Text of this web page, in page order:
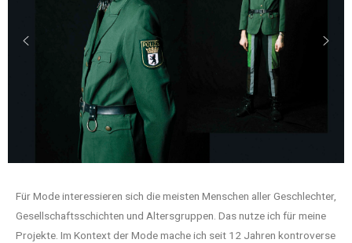
Für Mode interessieren sich die meisten Menschen aller Geschlechter,
Gesellschaftsschichten und Altersgruppen. Das nutze ich für meine
Projekte. Im Kontext der Mode mache ich seit 12 Jahren kontroverse